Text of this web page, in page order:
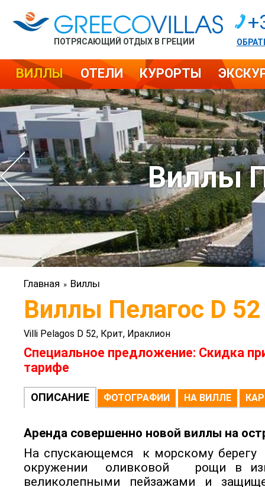
ПОТРЯСАЮЩИЙ ОТДЫХ В ГРЕЦИИ
ВИЛЛЫ ОТЕЛИ КУРОРТЫ
Виллы
Главная » Виллы
Виллы Пелагос D 52
Villi Pelagos D 52, Крит, Ираклион
Специальное предложение: Скидка
тарифе
ОПИСАНИЕ ФОТОГРАФИИ НА ВИЛЛЕ
Аренда совершенно новой виллы на
На спускающемся к морскому берегу
окружении оливковой рощи в
великолепными пейзажами и